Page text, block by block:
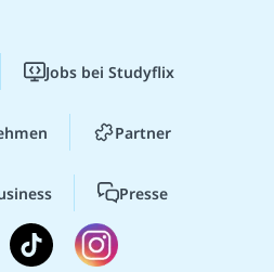
Jobs bei Studyflix
Partner
Presse